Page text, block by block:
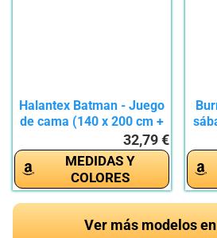
Halantex Batman - Juego
de cama (140 x 200 cm +
32,79 €
MEDIDAS Y
COLORES
Ver más modelos